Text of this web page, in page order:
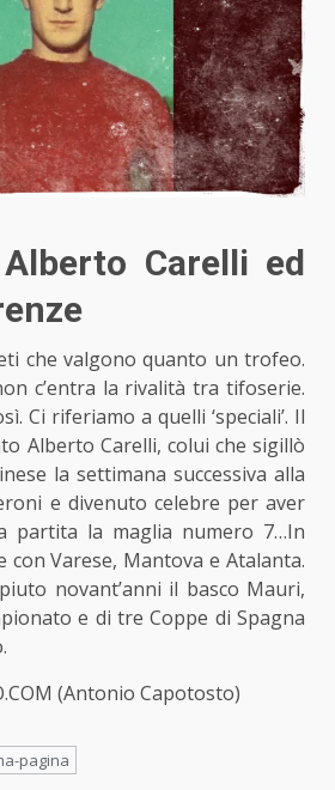
Carelli ed
che valgono quanto un trofeo.
c’entra la rivalità tra tifoserie.
Ci riferiamo a quelli ‘speciali’. Il
Alberto Carelli, colui che sigillò
la settimana successiva alla
e divenuto celebre per aver
partita la maglia numero 7…In
con Varese, Mantova e Atalanta.
novant’anni il basco Mauri,
e di tre Coppe di Spagna
(Antonio Capotosto)
pagina